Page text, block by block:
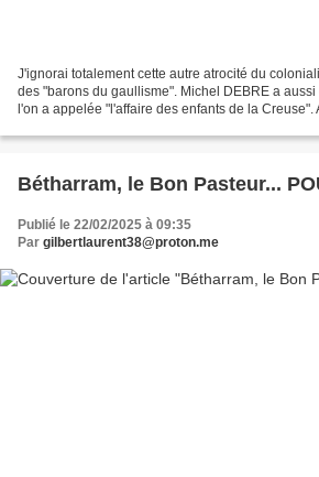
J'ignorai totalement cette autre atrocité du
des "barons du gaullisme". Michel DEBRE a
l'on a appelée "l'affaire des enfants de la
Bétharram, le Bon Pasteur...
Publié le 22/02/2025 à 09:35
Par gilbertlaurent38@proton.me